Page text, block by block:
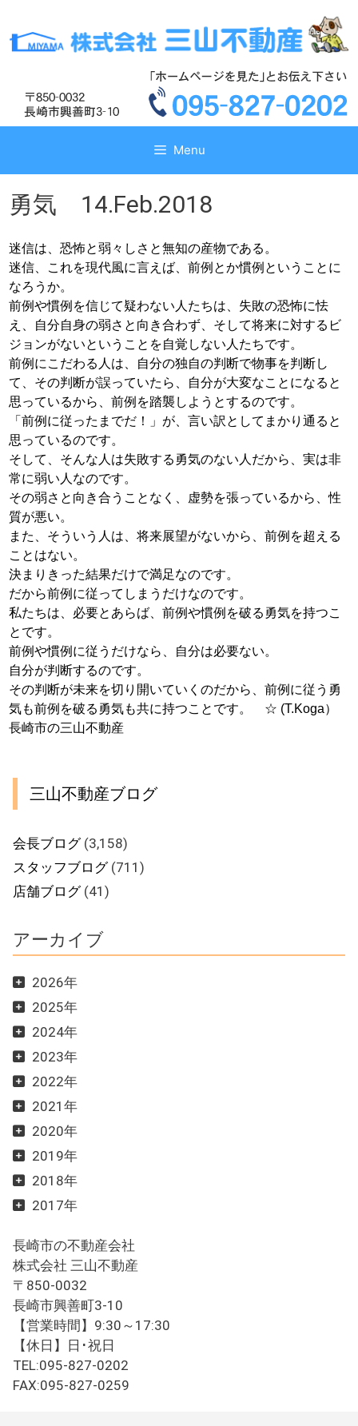
テ
ス
テ
ス
Menu
勇気 14.Feb.2018
迷信は、恐怖と弱々しさと無知の産物である。
迷信、これを現代風に言えば、前例とか慣例ということに
なろうか。
前例や慣例を信じて疑わない人たちは、失敗の恐怖に怯
え、自分自身の弱さと向き合わず、そして将来に対するビ
ジョンがないということを自覚しない人たちです。
前例にこだわる人は、自分の独自の判断で物事を判断し
て、その判断が誤っていたら、自分が大変なことになると
思っているから、前例を踏襲しようとするのです。
「前例に従ったまでだ！」が、言い訳としてまかり通ると
思っているのです。
そして、そんな人は失敗する勇気のない人だから、実は非
常に弱い人なのです。
その弱さと向き合うことなく、虚勢を張っているから、性
質が悪い。
また、そういう人は、将来展望がないから、前例を超える
ことはない。
決まりきった結果だけで満足なのです。
だから前例に従ってしまうだけなのです。
私たちは、必要とあらば、前例や慣例を破る勇気を持つこ
とです。
前例や慣例に従うだけなら、自分は必要ない。
自分が判断するのです。
その判断が未来を切り開いていくのだから、前例に従う勇
気も前例を破る勇気も共に持つことです。 ☆ (T.Koga）
長崎市の三山不動産
三山不動産ブログ
会長ブログ(3,158)
スタッフブログ(711)
店舗ブログ(41)
アーカイブ
2026年
2025年
2024年
2023年
2022年
2021年
2020年
2019年
2018年
2017年
長崎市の不動産会社
株式会社 三山不動産
〒850-0032
長崎市興善町3-10
【営業時間】9:30～17:30
【休日】日･祝日
TEL:095-827-0202
FAX:095-827-0259